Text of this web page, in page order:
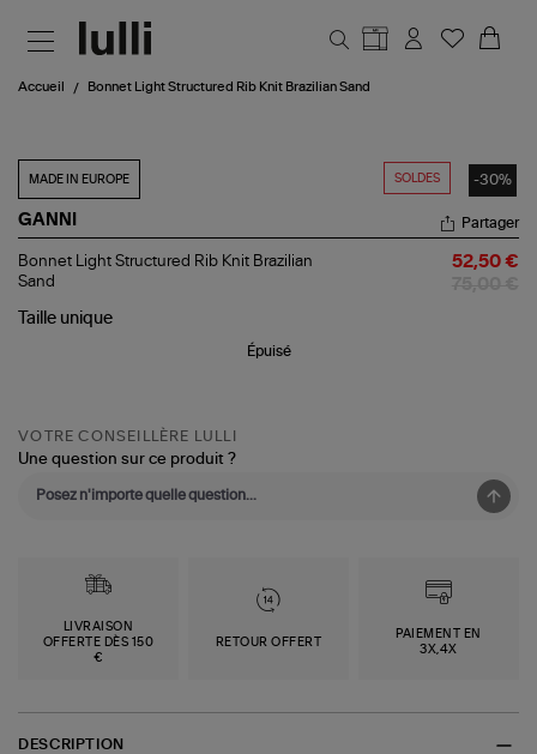
Accueil Bonnet Light Structured Rib Knit Brazilian Sand
SOLDES -30%
MADE IN EUROPE
GANNI
Bonnet
Light
Rib
Partager
Bonnet Light Structured Rib Knit Brazilian
Sand
52,50 €
Taille unique
Épuisé
VOTRE CONSEILLÈRE LULLI
Une question sur ce produit ?
LIVRAISON
OFFERTE DÈS 150
€
RETOUR OFFERT
PAIEMENT EN
3X,4X
DESCRIPTION